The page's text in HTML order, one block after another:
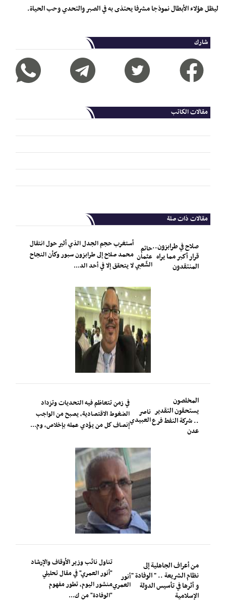
ليظل هؤلاء الأبطال نموذجا مشرفا يحتذى به في الصبر والتحدي وحب الحياة.
شارك
مقالات الكاتب
مقالات ذات صلة
صلاح في طرابزون..
قرار أكبر مما يراه
المنتقدون
حاتم
عثمان
الشّعبي
أستغرب حجم الجدل الذي أثير حول انتقال
محمد صلاح إلى طرابزون سبور وكأن النجاح
لا يتحقق إلا في أحد الد...
المخلصون
يستحقون التقدير
.. شركة النفط فرع
عدن
ناصر
العبيدي
في زمن تتعاظم فيه التحديات وتزداد
الضغوط الاقتصادية، يصبح من الواجب
إنصاف كل من يؤدي عمله بإخلاص، وم...
من أعراف الجاهلية إلى
نظام الشريعة .. " الوفادة "
و أثرها في تأسيس الدولة
الإسلامية
أنور
العمري
تناول نائب وزير الأوقاف والإرشاد
"أنور العمري" في مقال تحليلي
منشور اليوم، تطور مفهوم
"الوفادة" من ك...